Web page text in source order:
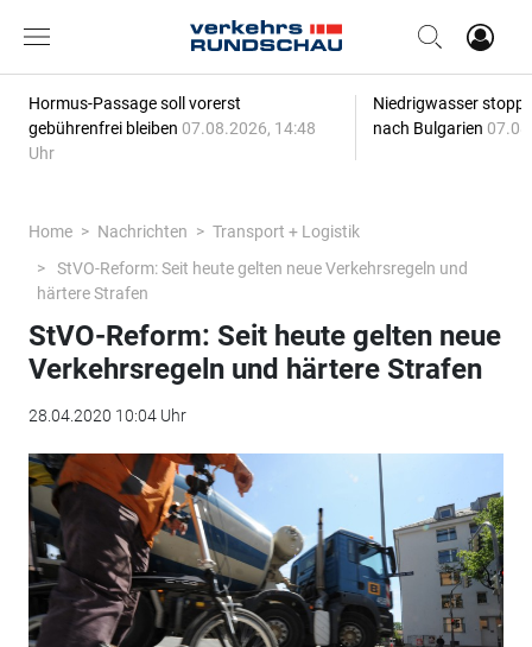
Hormus-Passage soll vorerst
gebührenfrei bleiben 07.08.2026, 14:48
Uhr
Niedrigwasser
nach Bulgarien
Home Nachrichten
Transport + Logistik
StVO-Reform: Seit heute gelten neue Verkehrsregeln und
härtere Strafen
StVO-Reform: Seit heute gelten neue
Verkehrsregeln und härtere Strafen
28.04.2020 10:04 Uhr